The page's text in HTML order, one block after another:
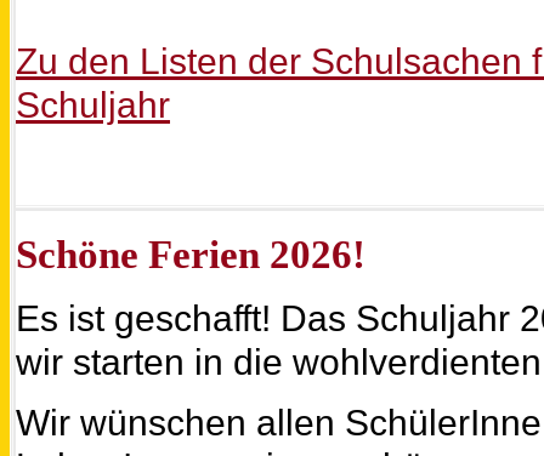
Zu den Listen der Schulsachen
Schuljahr
Schöne Ferien 2026!
Es ist geschafft! Das Schuljahr
wir starten in die
Wir wünschen allen